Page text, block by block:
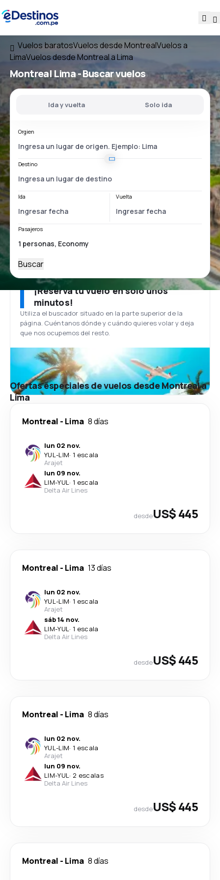
Vuelos baratosVuelos desde MontrealVuelos a
LimaVuelos desde Montreal a Lima
Montreal Lima- Buscar vuelos
Ida y vuelta Solo ida
Orgien
Destino
Ida Vuelta
Pasajeros
Buscar
¡Reserva tu vuelo en solo unos
minutos!
Utiliza el buscador situado en la parte superior de la
página. Cuéntanos dónde y cuándo quieres volar y deja
que nos ocupemos del resto.
Ofertas especiales de vuelos desde Montreal a
Lima
Montreal - Lima 8 días
lun 02 nov.
YUL-LIM· 1 escala
Arajet
lun 09 nov.
LIM-YUL· 1 escala
Delta Air Lines
desdeUS$ 445
Montreal - Lima 13 días
lun 02 nov.
YUL-LIM· 1 escala
Arajet
sáb 14 nov.
LIM-YUL· 1 escala
Delta Air Lines
desdeUS$ 445
Montreal - Lima 8 días
lun 02 nov.
YUL-LIM· 1 escala
Arajet
lun 09 nov.
LIM-YUL· 2 escalas
Delta Air Lines
desdeUS$ 445
Montreal - Lima 8 días